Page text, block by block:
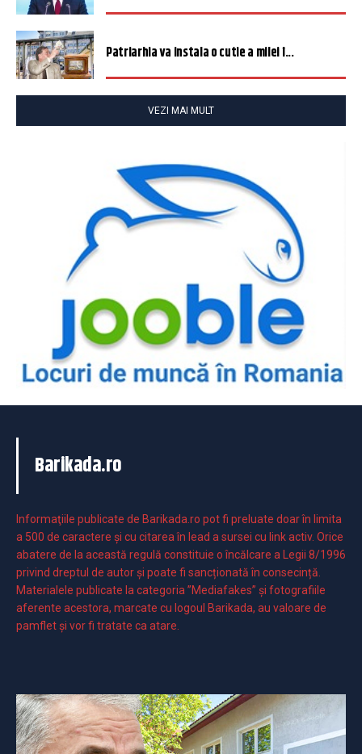
Patriarhia va instala o cutie a milei î...
VEZI MAI MULT
Barikada.ro
Informaţiile publicate de Barikada.ro pot fi preluate doar în limita
a 500 de caractere şi cu citarea în lead a sursei cu link activ. Orice
abatere de la această regulă constituie o încălcare a Legii 8/1996
privind dreptul de autor și poate fi sancționată în consecință.
Materialele publicate la categoria ”Mediafakes” și fotografiile
aferente acestora, marcate cu logoul Barikada, au valoare de
pamflet și vor fi tratate ca atare.